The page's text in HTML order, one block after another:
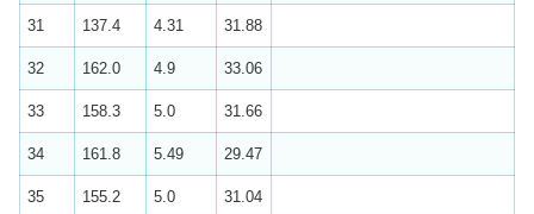
31 137.4 4.31 31.88
32 162.0 4.9 33.06
33 158.3 5.0 31.66
34 161.8 5.49 29.47
35 155.2 5.0 31.04